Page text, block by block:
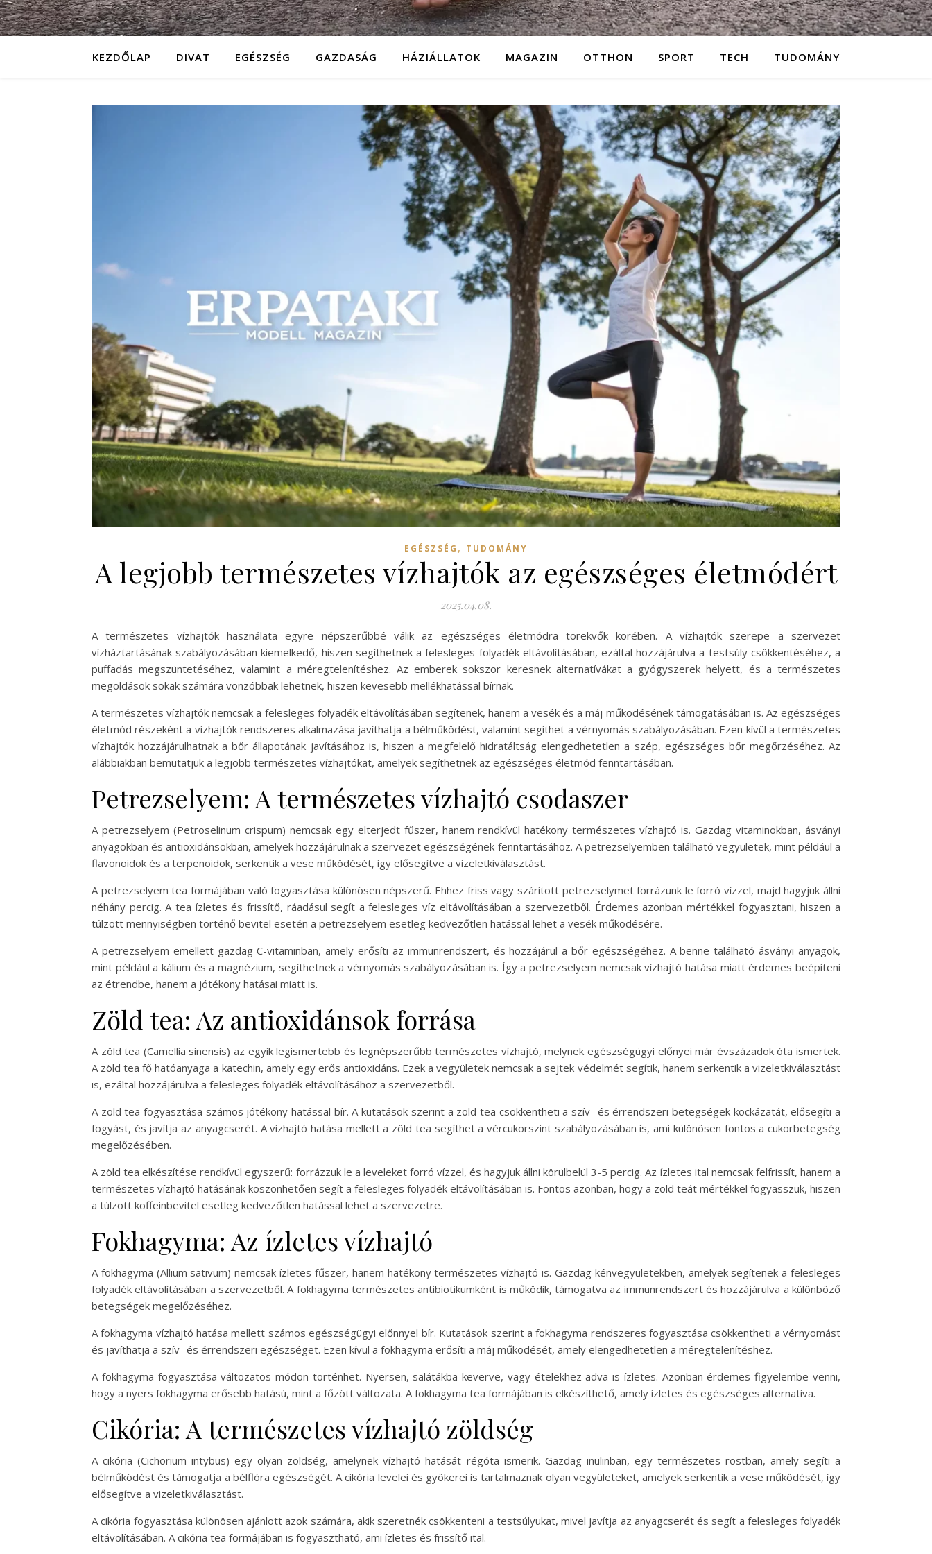
KEZDŐLAP DIVAT EGÉSZSÉG GAZDASÁG HÁZIÁLLATOK MAGAZIN OTTHON SPORT TECH TUDOMÁNY
EGÉSZSÉG , TUDOMÁNY
A legjobb természetes vízhajtók az egészséges életmódért
2025.04.08.
A természetes vízhajtók használata egyre népszerűbbé válik az egészséges életmódra törekvők körében. A vízhajtók szerepe a szervezet
vízháztartásának szabályozásában kiemelkedő, hiszen segíthetnek a felesleges folyadék eltávolításában, ezáltal hozzájárulva a testsúly csökkentéséhez, a
puffadás megszüntetéséhez, valamint a méregtelenítéshez. Az emberek sokszor keresnek alternatívákat a gyógyszerek helyett, és a természetes
megoldások sokak számára vonzóbbak lehetnek, hiszen kevesebb mellékhatással bírnak.
A természetes vízhajtók nemcsak a felesleges folyadék eltávolításában segítenek, hanem a vesék és a máj működésének támogatásában is. Az egészséges
életmód részeként a vízhajtók rendszeres alkalmazása javíthatja a bélműködést, valamint segíthet a vérnyomás szabályozásában. Ezen kívül a természetes
vízhajtók hozzájárulhatnak a bőr állapotának javításához is, hiszen a megfelelő hidratáltság elengedhetetlen a szép, egészséges bőr megőrzéséhez. Az
alábbiakban bemutatjuk a legjobb természetes vízhajtókat, amelyek segíthetnek az egészséges életmód fenntartásában.
Petrezselyem: A természetes vízhajtó csodaszer
A petrezselyem (Petroselinum crispum) nemcsak egy elterjedt fűszer, hanem rendkívül hatékony természetes vízhajtó is. Gazdag vitaminokban, ásványi
anyagokban és antioxidánsokban, amelyek hozzájárulnak a szervezet egészségének fenntartásához. A petrezselyemben található vegyületek, mint például a
flavonoidok és a terpenoidok, serkentik a vese működését, így elősegítve a vizeletkiválasztást.
A petrezselyem tea formájában való fogyasztása különösen népszerű. Ehhez friss vagy szárított petrezselymet forrázunk le forró vízzel, majd hagyjuk állni
néhány percig. A tea ízletes és frissítő, ráadásul segít a felesleges víz eltávolításában a szervezetből. Érdemes azonban mértékkel fogyasztani, hiszen a
túlzott mennyiségben történő bevitel esetén a petrezselyem esetleg kedvezőtlen hatással lehet a vesék működésére.
A petrezselyem emellett gazdag C-vitaminban, amely erősíti az immunrendszert, és hozzájárul a bőr egészségéhez. A benne található ásványi anyagok,
mint például a kálium és a magnézium, segíthetnek a vérnyomás szabályozásában is. Így a petrezselyem nemcsak vízhajtó hatása miatt érdemes beépíteni
az étrendbe, hanem a jótékony hatásai miatt is.
Zöld tea: Az antioxidánsok forrása
A zöld tea (Camellia sinensis) az egyik legismertebb és legnépszerűbb természetes vízhajtó, melynek egészségügyi előnyei már évszázadok óta ismertek.
A zöld tea fő hatóanyaga a katechin, amely egy erős antioxidáns. Ezek a vegyületek nemcsak a sejtek védelmét segítik, hanem serkentik a vizeletkiválasztást
is, ezáltal hozzájárulva a felesleges folyadék eltávolításához a szervezetből.
A zöld tea fogyasztása számos jótékony hatással bír. A kutatások szerint a zöld tea csökkentheti a szív- és érrendszeri betegségek kockázatát, elősegíti a
fogyást, és javítja az anyagcserét. A vízhajtó hatása mellett a zöld tea segíthet a vércukorszint szabályozásában is, ami különösen fontos a cukorbetegség
megelőzésében.
A zöld tea elkészítése rendkívül egyszerű: forrázzuk le a leveleket forró vízzel, és hagyjuk állni körülbelül 3-5 percig. Az ízletes ital nemcsak felfrissít, hanem a
természetes vízhajtó hatásának köszönhetően segít a felesleges folyadék eltávolításában is. Fontos azonban, hogy a zöld teát mértékkel fogyasszuk, hiszen
a túlzott koffeinbevitel esetleg kedvezőtlen hatással lehet a szervezetre.
Fokhagyma: Az ízletes vízhajtó
A fokhagyma (Allium sativum) nemcsak ízletes fűszer, hanem hatékony természetes vízhajtó is. Gazdag kénvegyületekben, amelyek segítenek a felesleges
folyadék eltávolításában a szervezetből. A fokhagyma természetes antibiotikumként is működik, támogatva az immunrendszert és hozzájárulva a különböző
betegségek megelőzéséhez.
A fokhagyma vízhajtó hatása mellett számos egészségügyi előnnyel bír. Kutatások szerint a fokhagyma rendszeres fogyasztása csökkentheti a vérnyomást
és javíthatja a szív- és érrendszeri egészséget. Ezen kívül a fokhagyma erősíti a máj működését, amely elengedhetetlen a méregtelenítéshez.
A fokhagyma fogyasztása változatos módon történhet. Nyersen, salátákba keverve, vagy ételekhez adva is ízletes. Azonban érdemes figyelembe venni,
hogy a nyers fokhagyma erősebb hatású, mint a főzött változata. A fokhagyma tea formájában is elkészíthető, amely ízletes és egészséges alternatíva.
Cikória: A természetes vízhajtó zöldség
A cikória (Cichorium intybus) egy olyan zöldség, amelynek vízhajtó hatását régóta ismerik. Gazdag inulinban, egy természetes rostban, amely segíti a
bélműködést és támogatja a bélflóra egészségét. A cikória levelei és gyökerei is tartalmaznak olyan vegyületeket, amelyek serkentik a vese működését, így
elősegítve a vizeletkiválasztást.
A cikória fogyasztása különösen ajánlott azok számára, akik szeretnék csökkenteni a testsúlyukat, mivel javítja az anyagcserét és segít a felesleges folyadék
eltávolításában. A cikória tea formájában is fogyasztható, ami ízletes és frissítő ital.